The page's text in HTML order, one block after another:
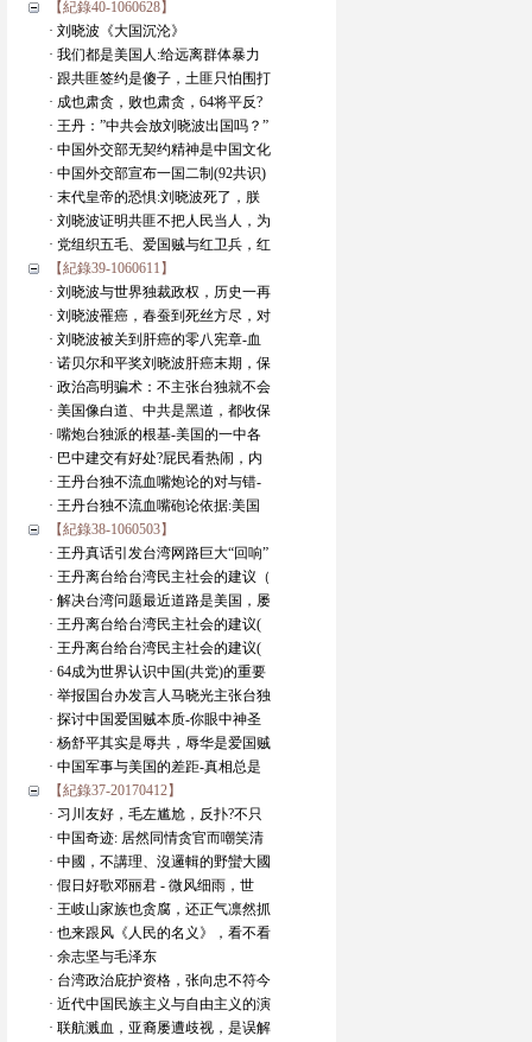
【紀錄40-1060628】
· 刘晓波《大国沉沦》
· 我们都是美国人:给远离群体暴力
· 跟共匪签约是傻子，土匪只怕围打
· 成也肃贪，败也肃贪，64将平反?
· 王丹：”中共会放刘晓波出国吗？”
· 中国外交部无契约精神是中国文化
· 中国外交部宣布一国二制(92共识)
· 末代皇帝的恐惧:刘晓波死了，朕
· 刘晓波证明共匪不把人民当人，为
· 党组织五毛、爱国贼与红卫兵，红
【紀錄39-1060611】
· 刘晓波与世界独裁政权，历史一再
· 刘晓波罹癌，春蚕到死丝方尽，对
· 刘晓波被关到肝癌的零八宪章-血
· 诺贝尔和平奖刘晓波肝癌末期，保
· 政治高明骗术：不主张台独就不会
· 美国像白道、中共是黑道，都收保
· 嘴炮台独派的根基-美国的一中各
· 巴中建交有好处?屁民看热闹，内
· 王丹台独不流血嘴炮论的对与错-
· 王丹台独不流血嘴砲论依据:美国
【紀錄38-1060503】
· 王丹真话引发台湾网路巨大“回响”
· 王丹离台给台湾民主社会的建议（
· 解决台湾问题最近道路是美国，屡
· 王丹离台给台湾民主社会的建议(
· 王丹离台给台湾民主社会的建议(
· 64成为世界认识中国(共党)的重要
· 举报国台办发言人马晓光主张台独
· 探讨中国爱国贼本质-你眼中神圣
· 杨舒平其实是辱共，辱华是爱国贼
· 中国军事与美国的差距-真相总是
【紀錄37-20170412】
· 习川友好，毛左尴尬，反扑?不只
· 中国奇迹: 居然同情贪官而嘲笑清
· 中國，不講理、沒邏輯的野蠻大國
· 假日好歌邓丽君 - 微风细雨，世
· 王岐山家族也贪腐，还正气凛然抓
· 也来跟风《人民的名义》，看不看
· 余志坚与毛泽东
· 台湾政治庇护资格，张向忠不符今
· 近代中国民族主义与自由主义的演
· 联航溅血，亚裔屡遭歧视，是误解